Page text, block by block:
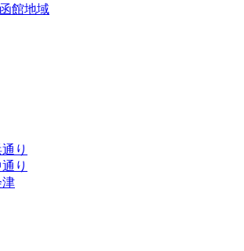
館地域
り
り
津